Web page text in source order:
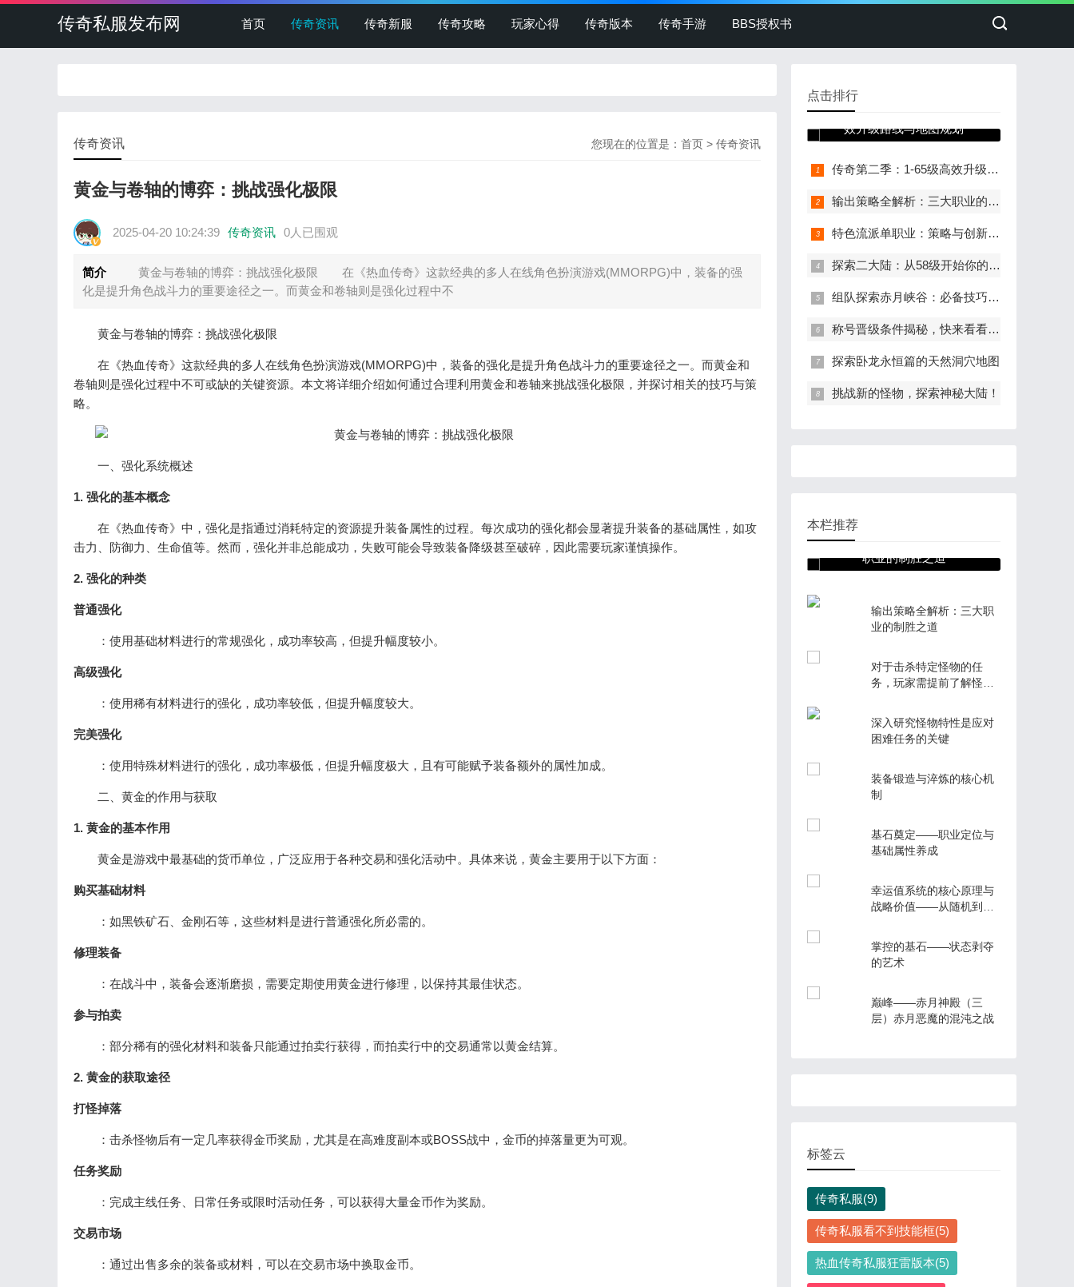
传奇私服发布网 首页 传奇资讯 传奇新服 传奇攻略 玩家心得 传奇版本 传奇手游 BBS授权书
您现在的位置是： 首页 > 传奇资讯
传奇资讯
黄金与卷轴的博弈：挑战强化极限
2025-04-20 10:24:39 传奇资讯 0人已围观
简介
黄金与卷轴的博弈：挑战强化极限 在《热血传奇》这款经典的多人在线角色扮演游戏(MMORPG)中，装备的强
化是提升角色战斗力的重要途径之一。而黄金和卷轴则是强化过程中不
黄金与卷轴的博弈：挑战强化极限
在《热血传奇》这款经典的多人在线角色扮演游戏(MMORPG)中，装备的强化是提升角色战斗力的重要途径之一。而黄金和
卷轴则是强化过程中不可或缺的关键资源。本文将详细介绍如何通过合理利用黄金和卷轴来挑战强化极限，并探讨相关的技巧与策
略。
一、强化系统概述
1. 强化的基本概念
在《热血传奇》中，强化是指通过消耗特定的资源提升装备属性的过程。每次成功的强化都会显著提升装备的基础属性，如攻
击力、防御力、生命值等。然而，强化并非总能成功，失败可能会导致装备降级甚至破碎，因此需要玩家谨慎操作。
2. 强化的种类
普通强化
：使用基础材料进行的常规强化，成功率较高，但提升幅度较小。
高级强化
：使用稀有材料进行的强化，成功率较低，但提升幅度较大。
完美强化
：使用特殊材料进行的强化，成功率极低，但提升幅度极大，且有可能赋予装备额外的属性加成。
二、黄金的作用与获取
1. 黄金的基本作用
黄金是游戏中最基础的货币单位，广泛应用于各种交易和强化活动中。具体来说，黄金主要用于以下方面：
购买基础材料
：如黑铁矿石、金刚石等，这些材料是进行普通强化所必需的。
修理装备
：在战斗中，装备会逐渐磨损，需要定期使用黄金进行修理，以保持其最佳状态。
参与拍卖
：部分稀有的强化材料和装备只能通过拍卖行获得，而拍卖行中的交易通常以黄金结算。
2. 黄金的获取途径
打怪掉落
：击杀怪物后有一定几率获得金币奖励，尤其是在高难度副本或BOSS战中，金币的掉落量更为可观。
任务奖励
：完成主线任务、日常任务或限时活动任务，可以获得大量金币作为奖励。
交易市场
：通过出售多余的装备或材料，可以在交易市场中换取金币。
点击排行
传奇第二季：1-65级高
效升级路线与地图规划
传奇第二季：1-65级高效升级路线与地图规划
输出策略全解析：三大职业的制胜之道
特色流派单职业：策略与创新的全新体验
探索二大陆：从58级开始你的冒险
组队探索赤月峡谷：必备技巧与准备
称号晋级条件揭秘，快来看看你能拿到多少！
探索卧龙永恒篇的天然洞穴地图
挑战新的怪物，探索神秘大陆！
本栏推荐
输出策略全解析：三大
职业的制胜之道
输出策略全解析：三大职
业的制胜之道
对于击杀特定怪物的任
务，玩家需提前了解怪物
深入研究怪物特性是应对
困难任务的关键
装备锻造与淬炼的核心机
制
基石奠定——职业定位与
基础属性养成
幸运值系统的核心原理与
战略价值——从随机到必
掌控的基石——状态剥夺
的艺术
巅峰——赤月神殿（三
层）赤月恶魔的混沌之战
标签云
传奇私服(9)
传奇私服看不到技能框(5)
热血传奇私服狂雷版本(5)